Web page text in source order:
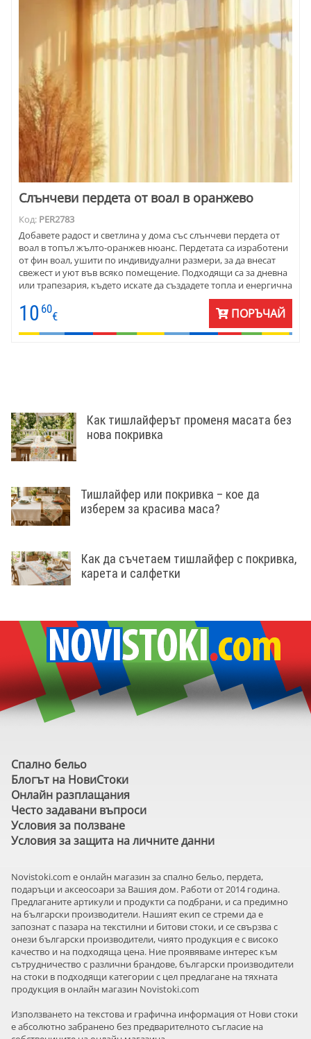
Слънчеви пердета от воал в оранжево
Код: PER2783
Добавете радост и светлина у дома със слънчеви пердета от
воал в топъл жълто-оранжев нюанс. Пердетата са изработени
от фин воал, ушити по индивидуални размери, за да внесат
свежест и уют във всяко помещение. Подходящи са за дневна
или трапезария, където искате да създадете топла и енергична
атмосфера. Цвят номер 10 на общата снимка.
10 60
€ ПОРЪЧАЙ
Как тишлайферът променя масата без
нова покривка
Тишлайфер или покривка – кое да
изберем за красива маса?
Как да съчетаем тишлайфер с покривка,
карета и салфетки
Спално бельо
Блогът на НовиСтоки
Онлайн разплащания
Често задавани въпроси
Условия за ползване
Условия за защита на личните данни
Novistoki.com e онлайн магазин за спално бельо, пердета,
подаръци и аксеосоари за Вашия дом. Работи от 2014 година.
Предлаганите артикули и продукти са подбрани, и са предимно
на български производители. Нашият екип се стреми да е
запознат с пазара на текстилни и битови стоки, и се свързва с
онези български производители, чиято продукция е с високо
качество и на подходяща цена. Ние проявяваме интерес към
сътрудничество с различни брандове, български производители
на стоки в подходящи категории с цел предлагане на тяхната
продукция в онлайн магазин Novistoki.com
Използването на текстова и графична информация от Нови стоки
е абсолютно забранено без предварителното съгласие на